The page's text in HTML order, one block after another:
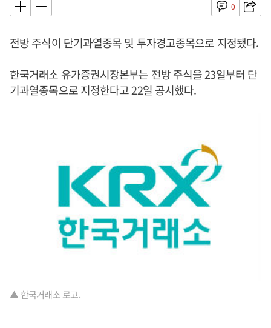
0
전방 주식이 단기과열종목 및 투자경고종목으로 지정됐다.
한국거래소 유가증권시장본부는 전방 주식을 23일부터 단
기과열종목으로 지정한다고 22일 공시했다.
▲ 한국거래소 로고.